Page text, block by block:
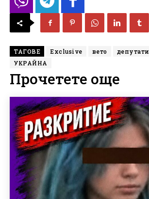
ТАГОВЕ Exclusive вето депутати
УКРАЙНА
Прочетете още